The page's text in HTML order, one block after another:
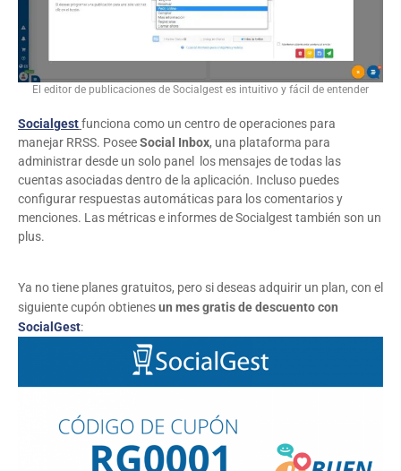
El editor de publicaciones de Socialgest es intuitivo y fácil de entender
Socialgestfunciona como un centro de operaciones para
manejar RRSS. PoseeSocial Inbox, una plataforma para
administrar desde un solo panel los mensajes de todas las
cuentas asociadas dentro de la aplicación. Incluso puedes
configurar respuestas automáticas para los comentarios y
menciones. Las métricas e informes de Socialgest también son un
plus.
Ya no tiene planes gratuitos, pero si deseas adquirir un plan, con el
siguiente cupón obtienesun mes gratis de descuento con
SocialGest: